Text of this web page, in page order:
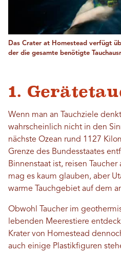
Das Crater at Homestead verfügt
der die gesamte benötigte
1.
Wenn man an Tauchziele
wahrscheinlich nicht in den
nächste Ozean rund 1127
Grenze des Bundesstaates
Binnenstaat ist, reisen
mag es kaum glauben, aber
warme Tauchgebiet auf dem
Obwohl Taucher im
lebenden Meerestiere
Krater von Homestead
auch einige Plastikfiguren